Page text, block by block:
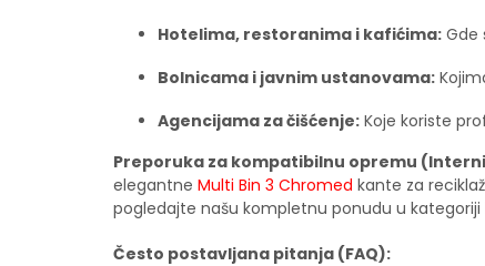
Hotelima, restoranima i kafićima: Gde
Bolnicama i javnim ustanovama:
Agencijama za čišćenje: Koje koriste
Preporuka za kompatibilnu opremu
elegantne Multi Bin 3 Chromed kante za
pogledajte našu kompletnu ponudu u kategoriji
Često postavljana pitanja (FAQ):